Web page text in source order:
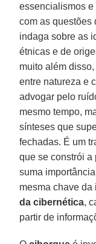
essencialismos
com as questões
indaga sobre as
étnicas e de
muito além
entre natureza e
advogar pelo
mesmo tempo,
sínteses que
fechadas. É um
que se constrói a
suma
mesma chave
da cibernética,
partir de